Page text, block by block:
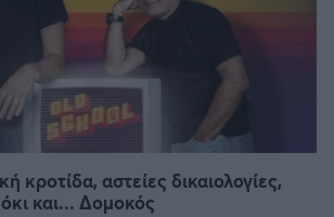
κροτίδα, αστείες δικαιολογίες,
και... Δομοκός